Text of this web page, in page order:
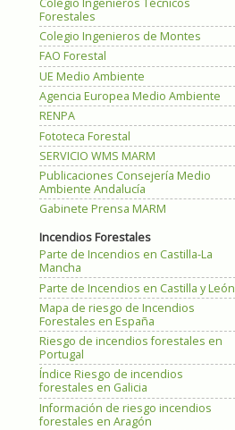
Forestales
Colegio Ingenieros de Montes
FAO Forestal
UE Medio Ambiente
Agencia Europea Medio Ambiente
RENPA
Fototeca Forestal
SERVICIO WMS MARM
Publicaciones Consejería Medio
Ambiente Andalucía
Gabinete Prensa MARM
Incendios Forestales
Parte de Incendios en Castilla-La
Mancha
Parte de Incendios en Castilla y León
Mapa de riesgo de Incendios
Forestales en España
Riesgo de incendios forestales en
Portugal
Índice Riesgo de incendios
forestales en Galicia
Información de riesgo incendios
forestales en Aragón